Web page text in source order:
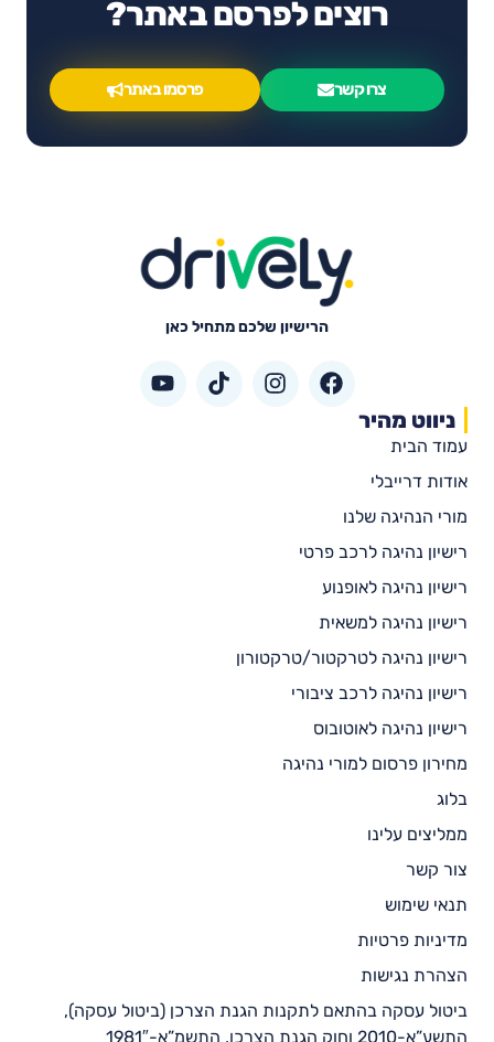
רוצים לפרסם באתר?
צרו קשר פרסמו באתר
הרישיון שלכם מתחיל כאן
ניווט מהיר
עמוד הבית
אודות דרייבלי
מורי הנהיגה שלנו
רישיון נהיגה לרכב פרטי
רישיון נהיגה לאופנוע
רישיון נהיגה למשאית
רישיון נהיגה לטרקטור/טרקטורון
רישיון נהיגה לרכב ציבורי
רישיון נהיגה לאוטובוס
מחירון פרסום למורי נהיגה
בלוג
ממליצים עלינו
צור קשר
תנאי שימוש
מדיניות פרטיות
הצהרת נגישות
ביטול עסקה בהתאם לתקנות הגנת הצרכן (ביטול עסקה),
התשע”א-2010 וחוק הגנת הצרכן, התשמ”א-1981″